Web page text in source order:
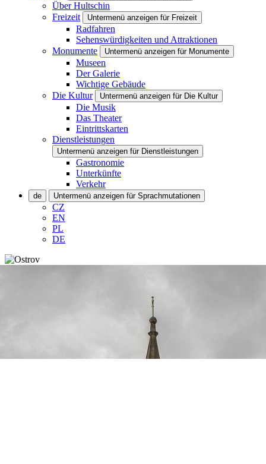
Über Hultschin
Freizeit
Untermenü anzeigen für Freizeit
Radfahren
Sehenswürdigkeiten und Attraktionen
Monumente
Untermenü anzeigen für Monumente
Museen
Der Galerie
Wichtige Gebäude
Die Kultur
Untermenü anzeigen für Die Kultur
Die Musik
Das Theater
Eintrittskarten
Dienstleistungen
Untermenü anzeigen für Dienstleistungen
Gastronomie
Unterkünfte
Verkehr
de Untermenü anzeigen für Sprachmutationen
CZ
EN
PL
DE